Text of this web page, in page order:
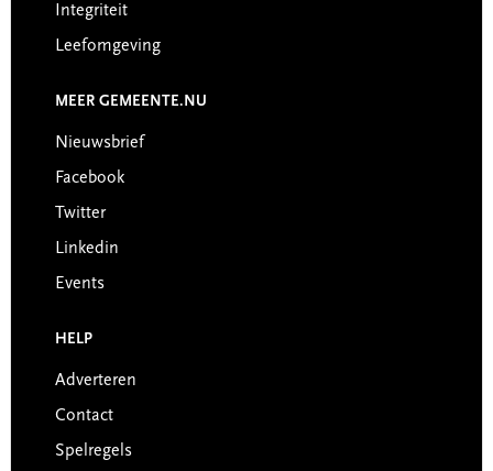
Integriteit
Leefomgeving
MEER GEMEENTE.NU
Nieuwsbrief
Facebook
Twitter
Linkedin
Events
HELP
Adverteren
Contact
Spelregels